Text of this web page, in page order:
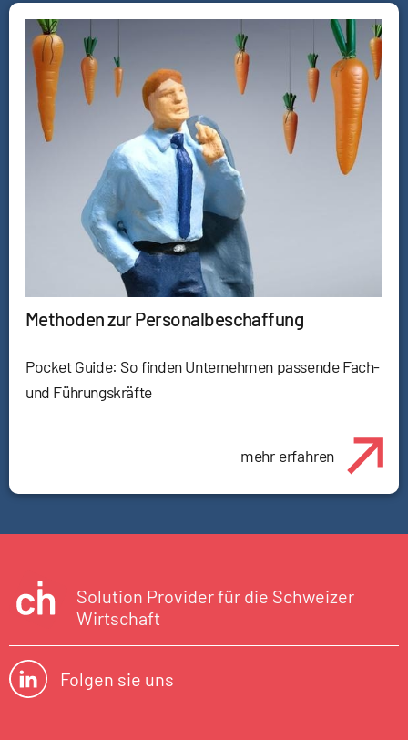
Methoden zur Personalbeschaffung
Pocket Guide: So finden Unternehmen passende Fach-
und Führungskräfte
mehr erfahren
Solution Provider für die Schweizer
Wirtschaft
Folgen sie uns